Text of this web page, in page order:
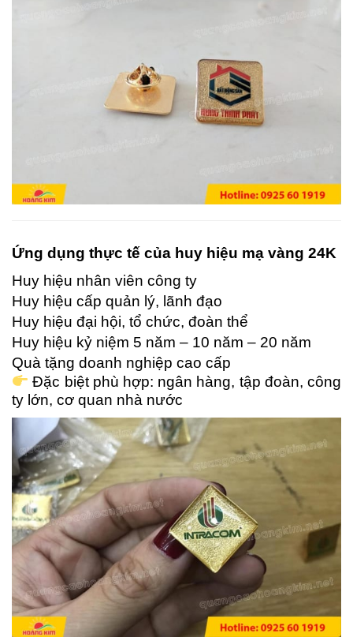
Ứng dụng thực tế của huy hiệu mạ vàng 24K
Huy hiệu nhân viên công ty
Huy hiệu cấp quản lý, lãnh đạo
Huy hiệu đại hội, tổ chức, đoàn thể
Huy hiệu kỷ niệm 5 năm – 10 năm – 20 năm
Quà tặng doanh nghiệp cao cấp
Đặc biệt phù hợp: ngân hàng, tập đoàn, công
ty lớn, cơ quan nhà nước